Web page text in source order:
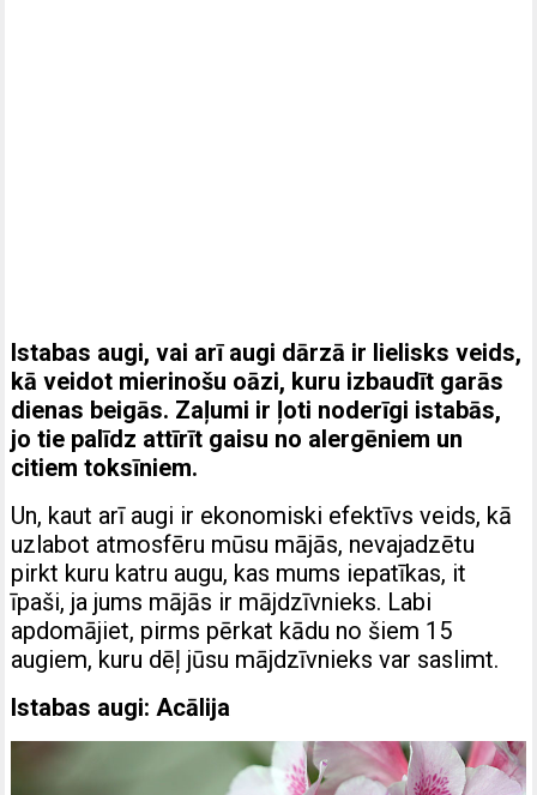
Istabas augi, vai arī augi dārzā ir lielisks veids,
kā veidot mierinošu oāzi, kuru izbaudīt garās
dienas beigās. Zaļumi ir ļoti noderīgi istabās,
jo tie palīdz attīrīt gaisu no alergēniem un
citiem toksīniem.
Un, kaut arī augi ir ekonomiski efektīvs veids, kā
uzlabot atmosfēru mūsu mājās, nevajadzētu
pirkt kuru katru augu, kas mums iepatīkas, it
īpaši, ja jums mājās ir mājdzīvnieks. Labi
apdomājiet, pirms pērkat kādu no šiem 15
augiem, kuru dēļ jūsu mājdzīvnieks var saslimt.
Istabas augi: Acālija